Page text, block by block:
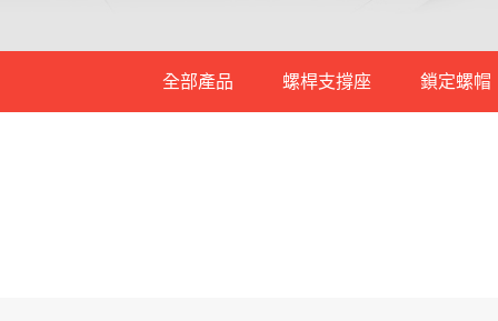
全部產品 螺桿支撐座 鎖定螺帽